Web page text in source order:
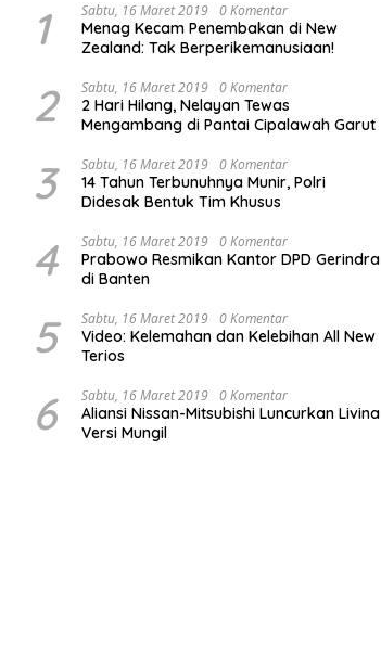
1 Sabtu, 16 Maret 2019 0 Komentar
Menag Kecam Penembakan di New
Zealand: Tak Berperikemanusiaan!
2 Sabtu, 16 Maret 2019 0 Komentar
2 Hari Hilang, Nelayan Tewas
Mengambang di Pantai Cipalawah Garut
3 Sabtu, 16 Maret 2019 0 Komentar
14 Tahun Terbunuhnya Munir, Polri
Didesak Bentuk Tim Khusus
4 Sabtu, 16 Maret 2019 0 Komentar
Prabowo Resmikan Kantor DPD Gerindra
di Banten
5 Sabtu, 16 Maret 2019 0 Komentar
Video: Kelemahan dan Kelebihan All New
Terios
6 Sabtu, 16 Maret 2019 0 Komentar
Aliansi Nissan-Mitsubishi Luncurkan Livina
Versi Mungil